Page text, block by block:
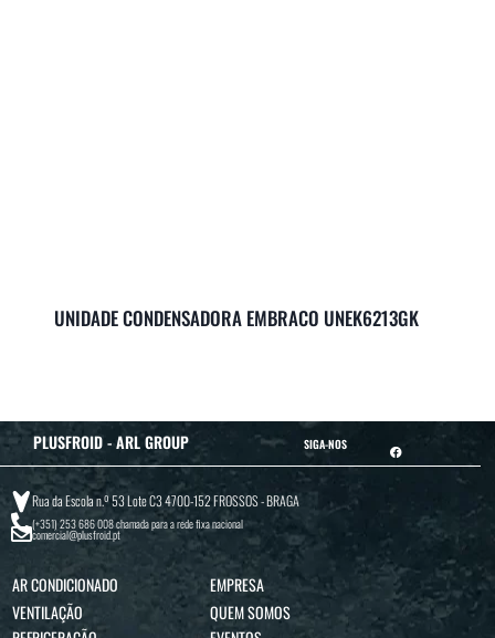
UNIDADE CONDENSADORA EMBRACO UNEK6213GK
PLUSFROID - ARL GROUP SIGA-NOS
Rua da Escola n.º 53 Lote C3 4700-152 FROSSOS - BRAGA
(+351) 253 686 008chamada para a rede fixa nacional
comercial@plusfroid.pt
AR CONDICIONADO
VENTILAÇÃO
EMPRESA
QUEM SOMOS